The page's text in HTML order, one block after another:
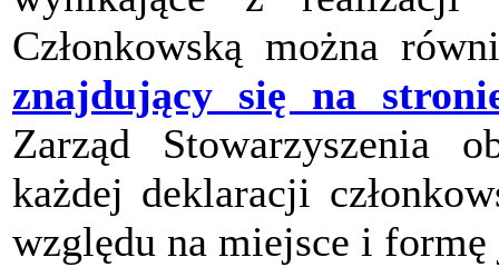
Członkowską można
znajdujący się na
Zarząd Stowarzyszenia
każdej deklaracji
względu na miejsce i